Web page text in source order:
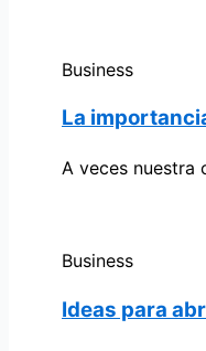
Business
La
A veces nuestra
Business
Ideas para